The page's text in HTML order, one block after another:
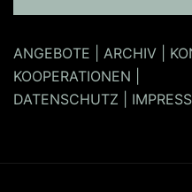
ANGEBOTE ARCHIV
KOOPERATIONEN
DATENSCHUTZ